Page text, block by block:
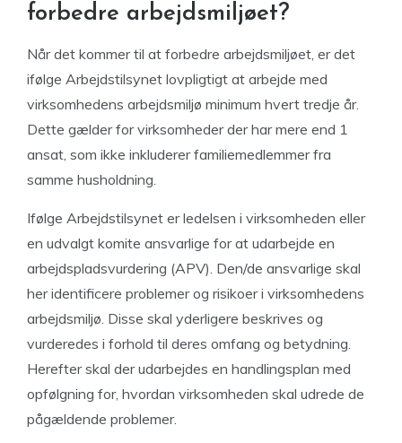
forbedre arbejdsmiljøet?
Når det kommer til at forbedre arbejdsmiljøet, er det
ifølge Arbejdstilsynet lovpligtigt at arbejde med
virksomhedens arbejdsmiljø minimum hvert tredje år.
Dette gælder for virksomheder der har mere end 1
ansat, som ikke inkluderer familiemedlemmer fra
samme husholdning.
Ifølge Arbejdstilsynet er ledelsen i virksomheden eller
en udvalgt komite ansvarlige for at udarbejde en
arbejdspladsvurdering (APV). Den/de ansvarlige skal
her identificere problemer og risikoer i virksomhedens
arbejdsmiljø. Disse skal yderligere beskrives og
vurderedes i forhold til deres omfang og betydning.
Herefter skal der udarbejdes en handlingsplan med
opfølgning for, hvordan virksomheden skal udrede de
pågældende problemer.